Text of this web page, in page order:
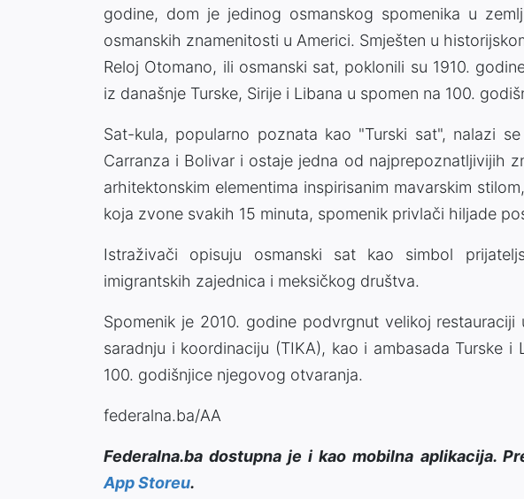
godine, dom je jedinog osmanskog spomenika u
osmanskih znamenitosti u Americi. Smješten u
Reloj Otomano, ili osmanski sat, poklonili su 1910.
iz današnje Turske, Sirije i Libana u spomen na 100.
Sat-kula, popularno poznata kao "Turski sat", nalazi
Carranza i Bolivar i ostaje jedna od najprepoznatljivijih
arhitektonskim elementima inspirisanim mavarskim
koja zvone svakih 15 minuta, spomenik privlači hiljade
Istraživači opisuju osmanski sat kao simbol
imigrantskih zajednica i meksičkog društva.
Spomenik je 2010. godine podvrgnut velikoj
saradnju i koordinaciju (TIKA), kao i ambasada Turske i
100. godišnjice njegovog otvaranja.
federalna.ba/AA
Federalna.ba dostupna je i kao mobilna aplikacija.
App Storeu.